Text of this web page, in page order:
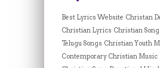
Best Lyrics Website Christan
Christian Lyrics Christian
Telugu Songs Christian Youth
Contemporary Christian Music